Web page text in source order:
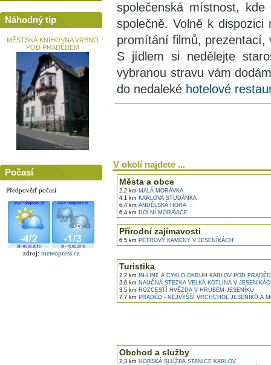
Náhodný tip
MĚSTSKÁ KNIHOVNA VRBNO
POD PRADĚDEM
Počasí
Předpověď počasí
zdroj: meteopress.cz
společenská místnost,
společně. Volně k
promítání filmů, prezentací,
S jídlem si nedělejte
vybranou stravu vám
do nedaleké hotelové
V okolí najdete ...
Města a obce
2,2 km MALÁ MORÁVKA
4,1 km KARLOVA STUDÁNKA
6,4 km ANDĚLSKÁ HORA
6,4 km DOLNÍ MORAVICE
Přírodní zajímavosti
6,5 km PETROVY KAMENY V JESENÍKÁCH
Turistika
2,2 km IN-LINE A CYKLO OKRUH KARLOV POD
2,6 km NAUČNÁ STEZKA VELKÁ KOTLINA V
3,5 km ROZCESTÍ HVĚZDA V HRUBÉM JESENÍKU
7,7 km PRADĚD - NEJVYŠŠÍ VRCHCHOL JESENÍKŮ A
Obchod a služby
2,3 km HORSKÁ SLUŽBA STANICE KARLOV